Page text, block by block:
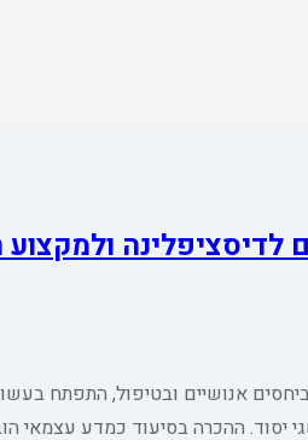
ולמקצוע
אנושיים ובטיפול, התפתח
ההכרה בסיעוד כמדע עצמאי